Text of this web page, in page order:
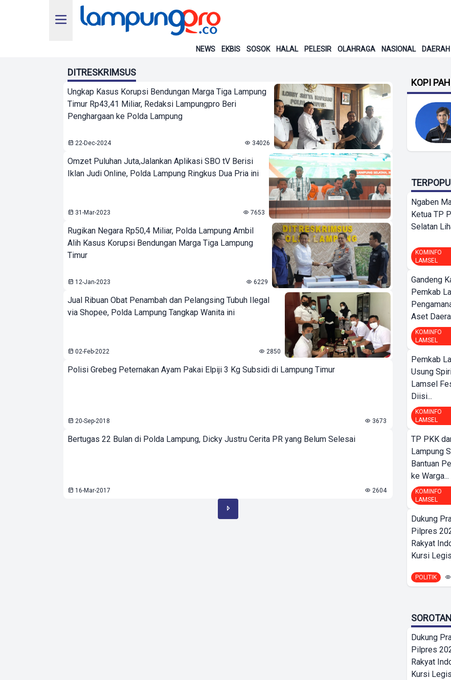
NEWS EKBIS SOSOK HALAL PELESIR OLAHRAGA NASIONAL DAERAH
DITRESKRIMSUS
Ungkap Kasus Korupsi Bendungan Marga Tiga Lampung
Timur Rp43,41 Miliar, Redaksi Lampungpro Beri
Penghargaan ke Polda Lampung
22-Dec-2024 34026
Omzet Puluhan Juta,Jalankan Aplikasi SBO tV Berisi
Iklan Judi Online, Polda Lampung Ringkus Dua Pria ini
31-Mar-2023 7653
Rugikan Negara Rp50,4 Miliar, Polda Lampung Ambil
Alih Kasus Korupsi Bendungan Marga Tiga Lampung
Timur
12-Jan-2023 6229
Jual Ribuan Obat Penambah dan Pelangsing Tubuh Ilegal
via Shopee, Polda Lampung Tangkap Wanita ini
02-Feb-2022 2850
Polisi Grebeg Peternakan Ayam Pakai Elpiji 3 Kg Subsidi di Lampung Timur
20-Sep-2018 3673
Bertugas 22 Bulan di Polda Lampung, Dicky Justru Cerita PR yang Belum Selesai
16-Mar-2017 2604
KOPI
Ngaben
Ketua TP
Selatan
KOMINFO
LAMSEL
Gandeng
Pemkab
Aset
KOMINFO
LAMSEL
Pemkab
Usung
Lamsel
Diisi...
KOMINFO
LAMSEL
TP PKK
Lampung
Bantuan
ke Warga...
KOMINFO
LAMSEL
Dukung
Pilpres
Rakyat
Kursi
POLITIK
SOROTAN
Dukung
Pilpres
Rakyat
Kursi